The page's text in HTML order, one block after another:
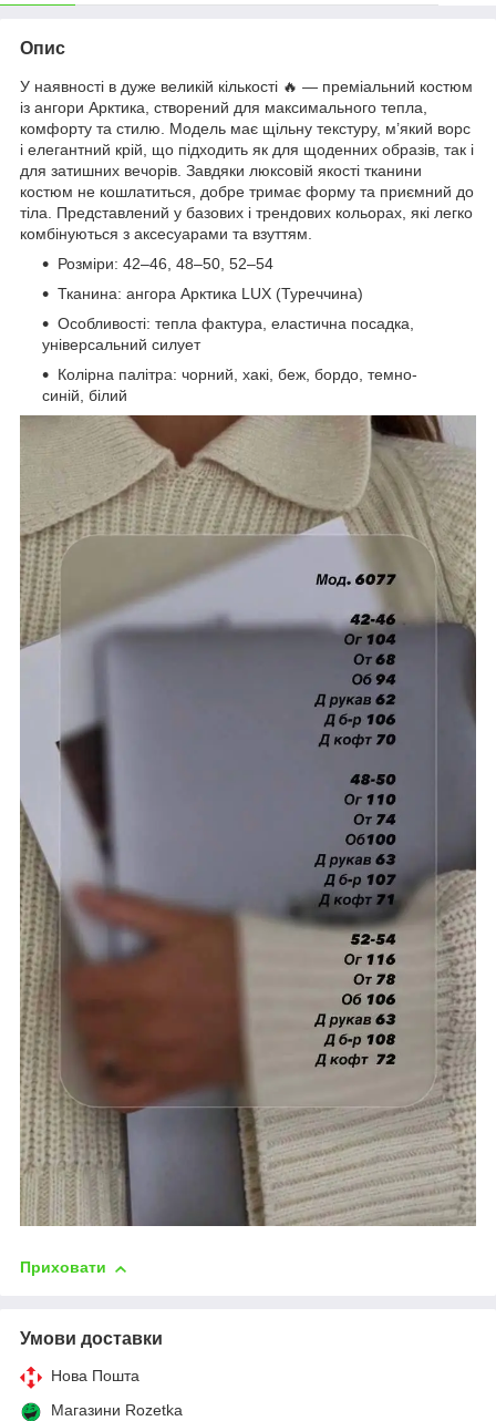
Опис
У наявності в дуже великій кількості 🔥 — преміальний костюм
із ангори Арктика, створений для максимального тепла,
комфорту та стилю. Модель має щільну текстуру, м’який ворс
і елегантний крій, що підходить як для щоденних образів, так і
для затишних вечорів. Завдяки люксовій якості тканини
костюм не кошлатиться, добре тримає форму та приємний до
тіла. Представлений у базових і трендових кольорах, які легко
комбінуються з аксесуарами та взуттям.
Розміри: 42–46, 48–50, 52–54
Тканина: ангора Арктика LUX (Туреччина)
Особливості: тепла фактура, еластична посадка,
універсальний силует
Колірна палітра: чорний, хакі, беж, бордо, темно-
синій, білий
Приховати
Умови доставки
Нова Пошта
Магазини Rozetka